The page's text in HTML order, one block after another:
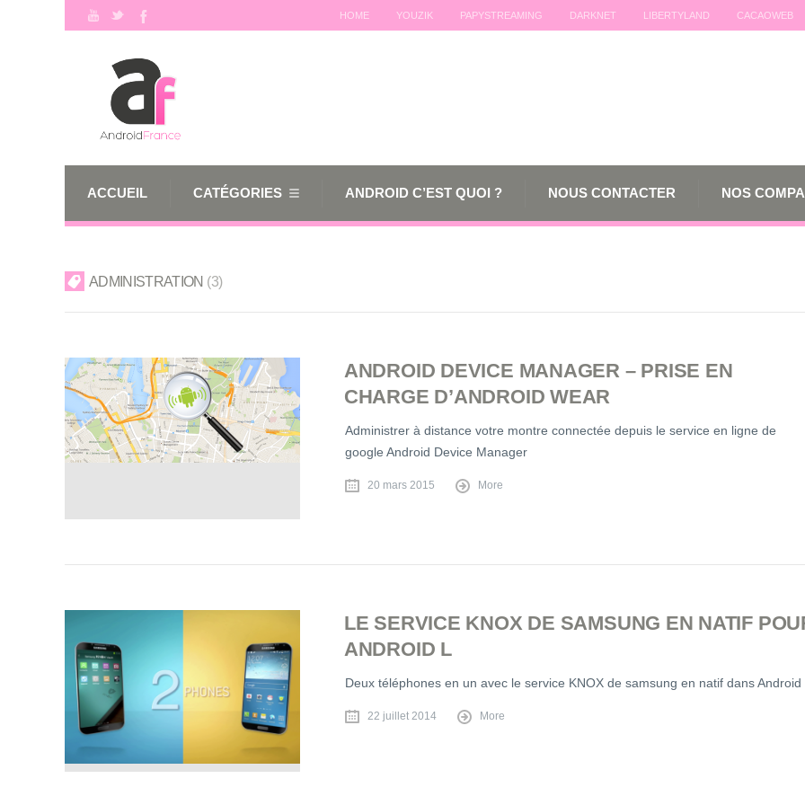
HOME YOUZIK PAPYSTREAMING DARKNET LIBERTYLAND CACAOWEB
ACCUEIL CATÉGORIES ANDROID C’EST QUOI ? NOUS CONTACTER NOS
ADMINISTRATION 3
ANDROID DEVICE MANAGER – PRISE EN
CHARGE D’ANDROID WEAR
Administrer à distance votre montre connectée depuis le service en ligne de
google Android Device Manager
20 mars 2015 More
LE SERVICE KNOX DE SAMSUNG EN NATIF
ANDROID L
Deux téléphones en un avec le service KNOX de samsung en natif dans Android
22 juillet 2014 More